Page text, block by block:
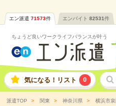
エン派遣 71573件 エンバイト 82531件
ちょうど良いワークライフバランスが叶う
気になる！リスト 0
派遣TOP 関東 神奈川県 横浜市